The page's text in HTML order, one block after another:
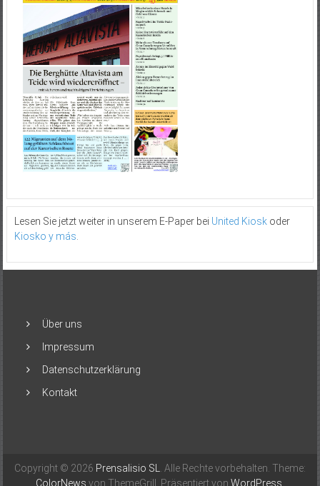
Lesen Sie jetzt weiter in unserem E-Paper bei United Kioskoder
Kiosko y más
Über uns
Impressum
Datenschutzerklärung
Kontakt
Copyright © 2026 Prensalisio SL
. Alle Rechte vorbehalten. Theme:
ColorNews von ThemeGrill. Präsentiert von WordPress